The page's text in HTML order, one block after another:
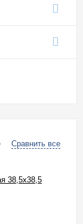
Сравнить все
38,5x38,5